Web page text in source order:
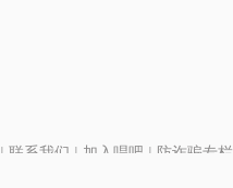
| 联系我们 | 加入唱吧 | 防诈骗专栏